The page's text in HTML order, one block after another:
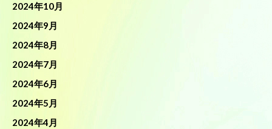
2024年10月
2024年9月
2024年8月
2024年7月
2024年6月
2024年5月
2024年4月